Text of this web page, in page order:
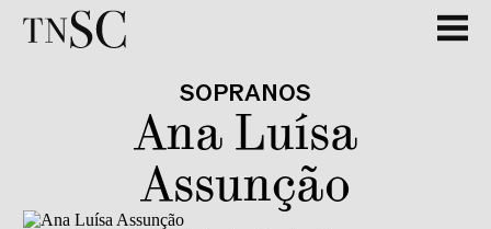
SOPRANOS
Ana Luísa
Assunção